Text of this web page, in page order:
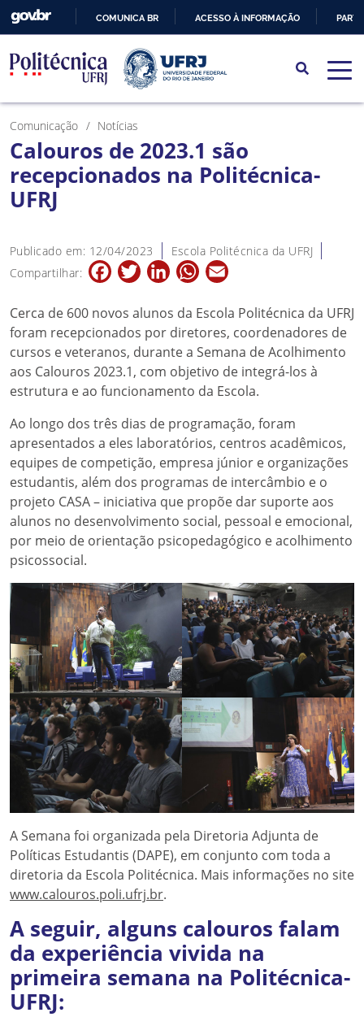
PARA
O
CONTEÚDO
COMUNICA BR ACESSO À INFORMAÇÃO
Comunicação Notícias
Calouros de 2023.1 são
recepcionados na Politécnica-
UFRJ
Publicado em: 12/04/2023
Escola Politécnica da UFRJ
Compartilhar:
FacebookTwitterLinkedInWhatsApp
Cerca de 600 novos alunos da Escola Politécnica da UFRJ
foram recepcionados por diretores, coordenadores de
cursos e veteranos, durante a Semana de Acolhimento
aos Calouros 2023.1, com objetivo de integrá-los à
estrutura e ao funcionamento da Escola.
Ao longo dos três dias de programação, foram
apresentados a eles laboratórios, centros acadêmicos,
equipes de competição, empresa júnior e organizações
estudantis, além dos programas de intercâmbio e o
projeto CASA – iniciativa que propõe dar suporte aos
alunos no desenvolvimento social, pessoal e emocional,
por meio de orientação psicopedagógico e acolhimento
psicossocial.
A Semana foi organizada pela Diretoria Adjunta de
Políticas Estudantis (DAPE), em conjunto com toda a
diretoria da Escola Politécnica. Mais informações no site
www.calouros.poli.ufrj.br.
A seguir, alguns calouros falam
da experiência vivida na
primeira semana na Politécnica-
UFRJ: